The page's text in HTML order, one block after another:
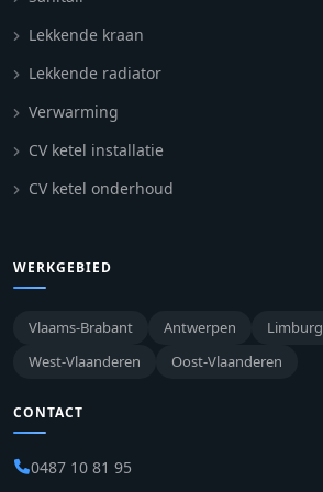
Lekkende kraan
Lekkende radiator
Verwarming
CV ketel installatie
CV ketel onderhoud
WERKGEBIED
Vlaams-Brabant Antwerpen
Limburg
West-Vlaanderen
Oost-Vlaanderen
CONTACT
0487 10 81 95